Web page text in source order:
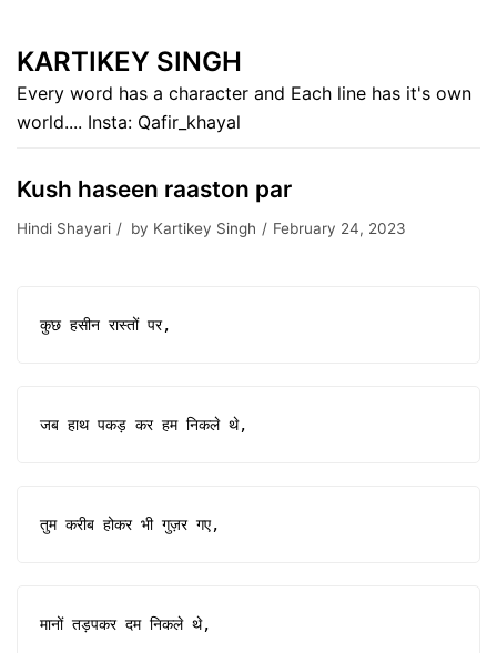
KARTIKEY SINGH
Every word has a character and Each line has it's own
world.... Insta: Qafir_khayal
Kush haseen raaston par
Hindi Shayari by Kartikey Singh February 24, 2023
कुछ हसीन रास्तों पर,
जब हाथ पकड़ कर हम निकले थे,
तुम करीब होकर भी गुज़र गए,
मानों तड़पकर दम निकले थे,